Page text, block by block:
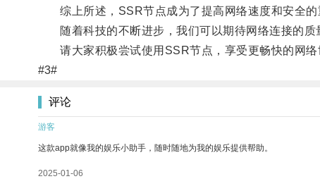
综上所述，SSR节点成为了提高网络速度和安全的
随着科技的不断进步，我们可以期待网络连接的质
请大家积极尝试使用SSR节点，享受更畅快的网络
#3#
评论
游客
这款app就像我的娱乐小助手，随时随地为我的娱乐提供帮助。
2025-01-06